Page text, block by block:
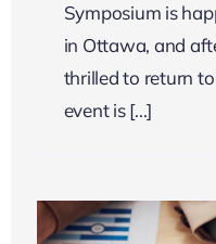
Symposium is
in Ottawa, and
thrilled to return to
event is [...]